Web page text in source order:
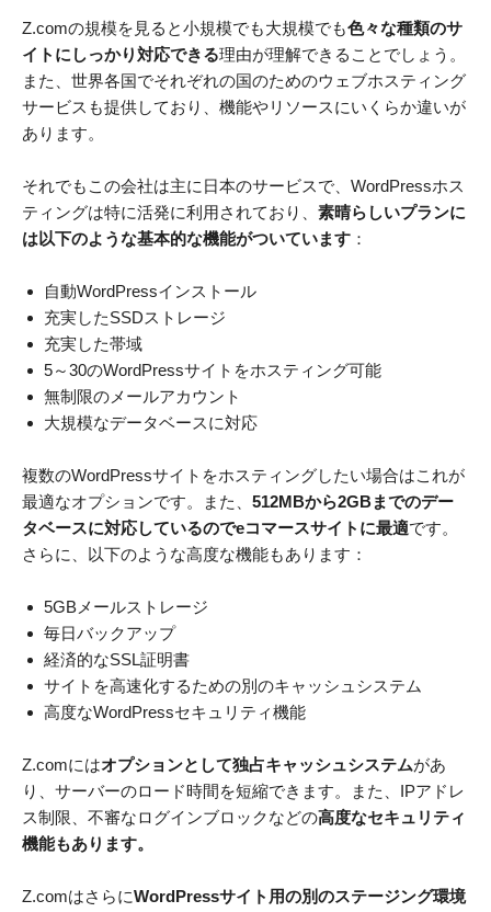
Z.comの規模を見ると小規模でも大規模でも色々な種類のサ
イトにしっかり対応できる理由が理解できることでしょう。
また、世界各国でそれぞれの国のためのウェブホスティング
サービスも提供しており、機能やリソースにいくらか違いが
あります。
それでもこの会社は主に日本のサービスで、WordPressホス
ティングは特に活発に利用されており、 素晴らしいプランに
は以下のような基本的な機能がついています ：
自動WordPressインストール
充実したSSDストレージ
充実した帯域
5～30のWordPressサイトをホスティング可能
無制限のメールアカウント
大規模なデータベースに対応
複数のWordPressサイトをホスティングしたい場合はこれが
最適なオプションです。また、 512MBから2GBまでのデー
タベースに対応しているのでeコマースサイトに最適です。
さらに、以下のような高度な機能もあります：
5GBメールストレージ
毎日バックアップ
経済的なSSL証明書
サイトを高速化するための別のキャッシュシステム
高度なWordPressセキュリティ機能
Z.comにはオプションとして独占キャッシュシステムがあ
り、サーバーのロード時間を短縮できます。また、IPアドレ
ス制限、不審なログインブロックなどの高度なセキュリティ
機能もあります。
Z.comはさらにWordPressサイト用の別のステージング環境